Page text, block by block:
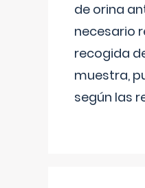
de orina
necesario
recogida
muestra,
según las